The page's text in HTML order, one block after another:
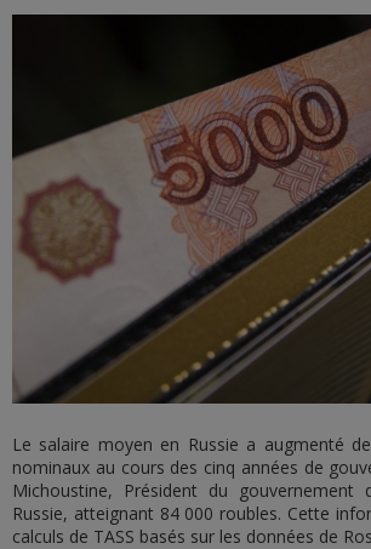
Le salaire moyen en Russie a augmenté
nominaux au cours des cinq années de
Michoustine, Président du
Russie, atteignant 84 000 roubles. Cette
calculs de TASS basés sur les données de